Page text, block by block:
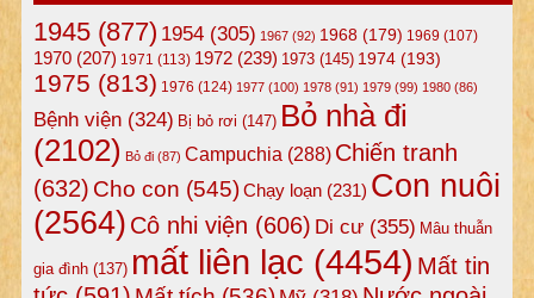
1945(877) 1954(305) 1967(92) 1968(179) 1969 (107)
1970(207) 1971 (113) 1972(239) 1973(145) 1974(193)
1975 (813) 1976 (124) 1977(100) 1978(91) 1979(99) 1980(86)
Bệnh viện(324) Bị bỏ rơi (147) Bỏ nhà đi
(2102) Bỏ đi(87) Campuchia (288) Chiến tranh
(632) Cho con (545)Chạy loạn(231) Con nuôi
(2564) Cô nhi viện (606) Di cư(355) Mâu thuẫn
gia đình(137) mất liên lạc (4454) Mất tin